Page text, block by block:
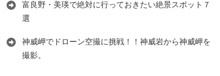
富良野・美瑛で絶対に行っておきたい絶景スポット７
選
神威岬でドローン空撮に挑戦！！神威岩から神威岬を
撮影。